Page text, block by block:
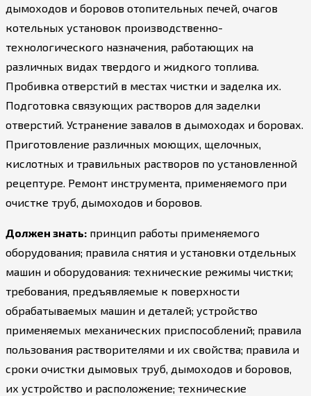
дымоходов и боровов отопительных печей, очагов
котельных установок производственно-
технологического назначения, работающих на
различных видах твердого и жидкого топлива.
Пробивка отверстий в местах чистки и заделка их.
Подготовка связующих растворов для заделки
отверстий. Устранение завалов в дымоходах и боровах.
Приготовление различных моющих, щелочных,
кислотных и травильных растворов по установленной
рецептуре. Ремонт инструмента, применяемого при
очистке труб, дымоходов и боровов.
Должен знать: принцип работы применяемого
оборудования; правила снятия и установки отдельных
машин и оборудования: технические режимы чистки;
требования, предъявляемые к поверхности
обрабатываемых машин и деталей; устройство
применяемых механических приспособлений; правила
пользования растворителями и их свойства; правила и
сроки очистки дымовых труб, дымоходов и боровов,
их устройство и расположение; технические